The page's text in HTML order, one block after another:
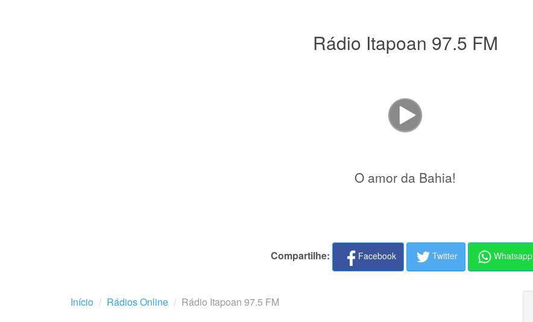
Rádio Itapoan 97.5 FM
O amor da Bahia!
Compartilhe: Facebook Twitter Whatsapp
Início Rádios Online Rádio Itapoan 97.5 FM